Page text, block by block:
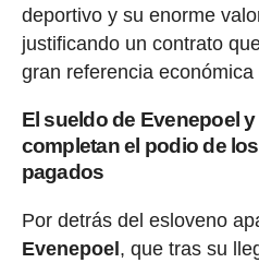
deportivo y su enorme
justificando un contrato
gran referencia económica
El sueldo de Evenepoel
completan el podio de
pagados
Por detrás del esloveno
Evenepoel , que tras su